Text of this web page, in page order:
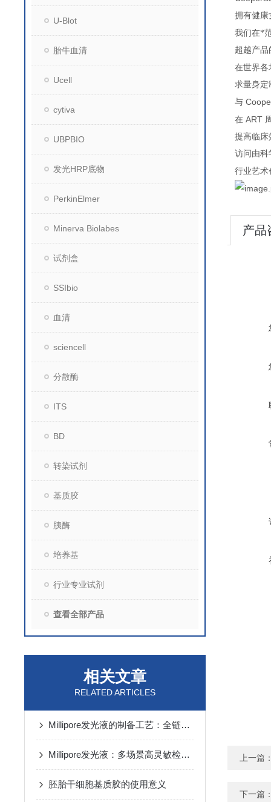
U-Blot
胎牛血清
Ucell
cytiva
UBPBIO
发光HRP底物
PerkinElmer
Minerva Biolabes
试剂盒
SSIbio
血清
sciencell
分散酶
ITS
BD
转染试剂
基质胶
胰酶
培养基
行业专业试剂
查看全部产品
相关文章
RELATED ARTICLES
Millipore发光液的制备工艺：全链路质控保障检测性能稳定
Millipore发光液：多场景高灵敏检测的核心试剂支撑
胚胎干细胞基质胶的使用意义
拥有健康
我们在*
超越产品
在世界各
求量身定
与
在 ART
提高临床
访问由科
行业艺术
产品
上一篇
下一篇